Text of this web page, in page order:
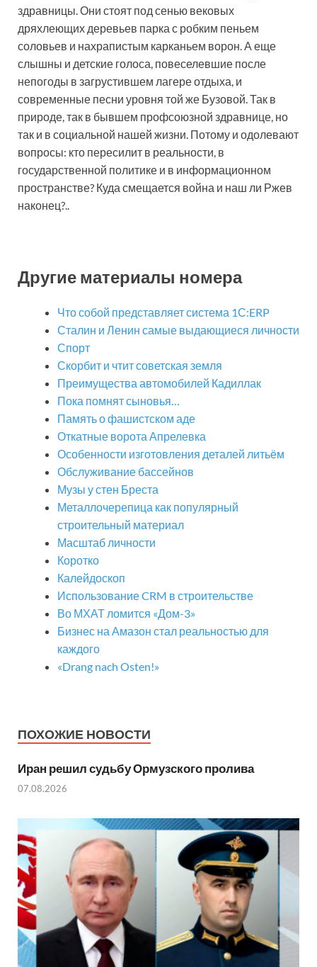
здравницы. Они стоят под сенью вековых
дряхлеющих деревьев парка с робким пеньем
соловьев и нахрапистым карканьем ворон. А еще
слышны и детские голоса, повеселевшие после
непогоды в загрустившем лагере отдыха, и
современные песни уровня той же Бузовой. Так в
природе, так в бывшем профсоюзной здравнице, но
так и в социальной нашей жизни. Потому и одолевают
вопросы: кто пересилит в реальности, в
государственной политике и в информационном
пространстве? Куда смещается война и наш ли Ржев
наконец?..
Другие материалы номера
Что собой представляет система 1С:ERP
Сталин и Ленин самые выдающиеся личности
Спорт
Скорбит и чтит советская земля
Преимущества автомобилей Кадиллак
Пока помнят сыновья…
Память о фашистском аде
Откатные ворота Апрелевка
Особенности изготовления деталей литьём
Обслуживание бассейнов
Музы у стен Бреста
Металлочерепица как популярный
строительный материал
Масштаб личности
Коротко
Калейдоскоп
Использование CRM в строительстве
Во МХАТ ломится «Дом-3»
Бизнес на Амазон стал реальностью для
каждого
«Drang nach Osten!»
ПОХОЖИЕ НОВОСТИ
Иран решил судьбу Ормузского пролива
07.08.2026